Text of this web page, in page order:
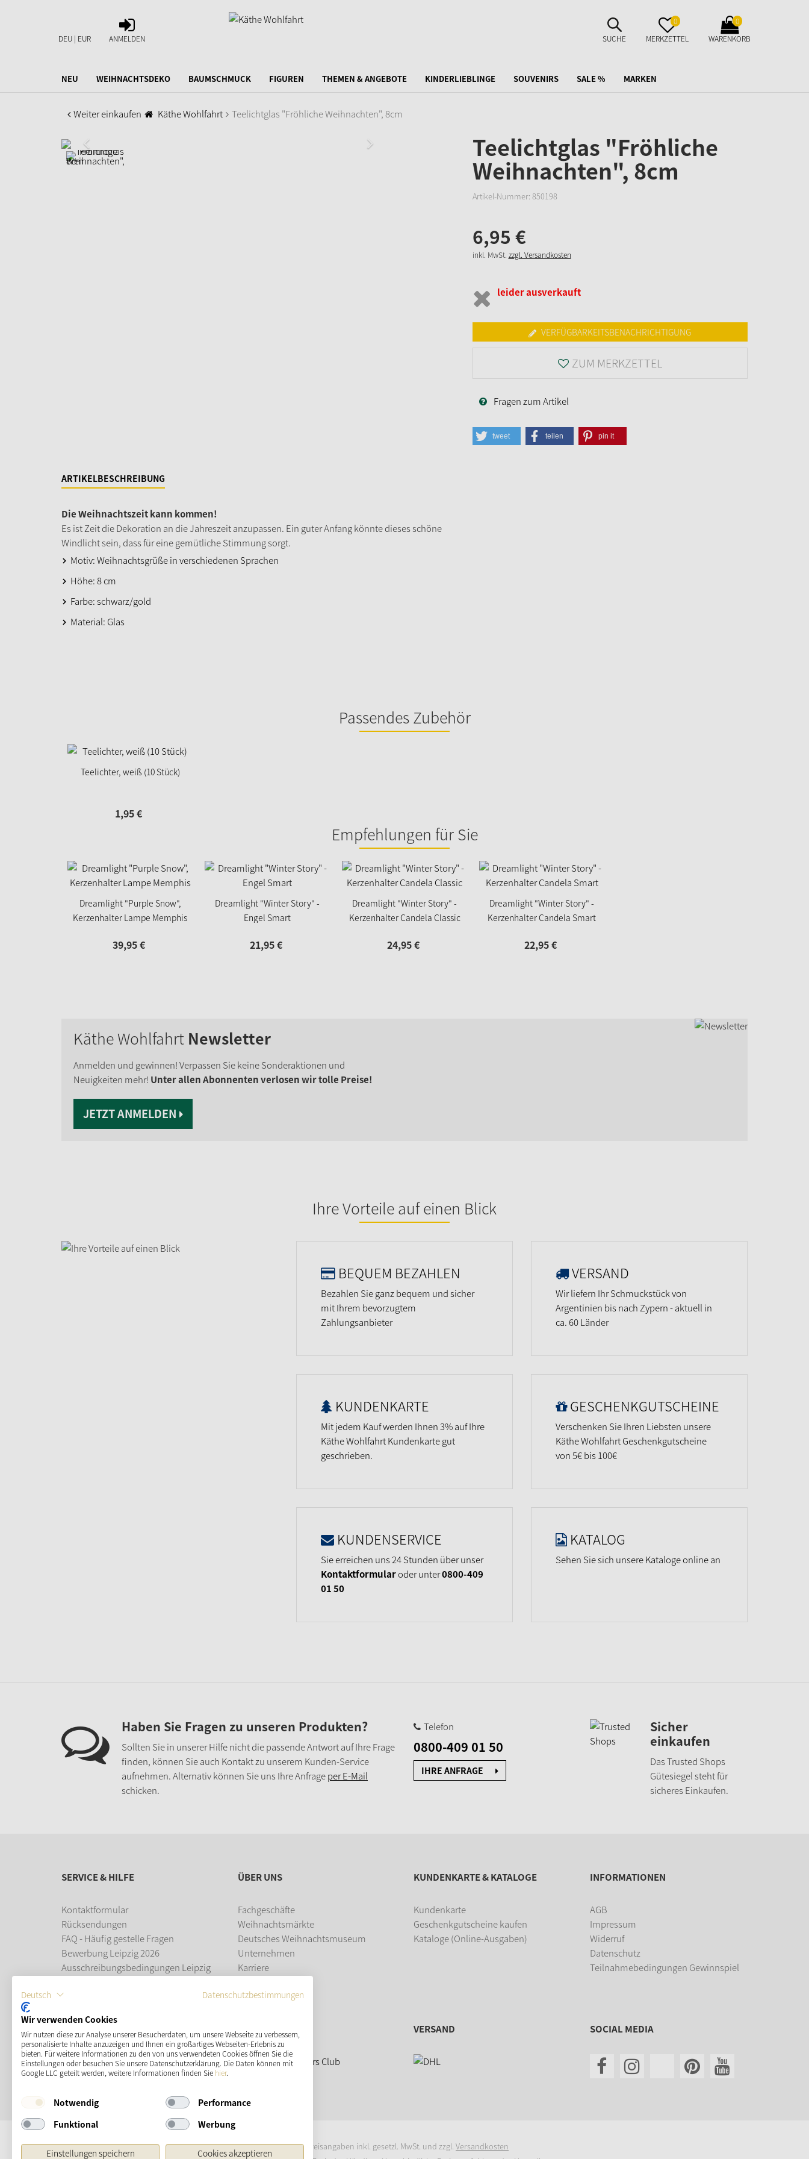
DEU | EUR
ANMELDEN
ANMELDEN
SUCHE
AUFKLAPPEN
SUCHE
MERKZETTEL
AUFKLAPPEN
0
MERKZETTEL
WARENKORB
AUFKLAPPEN
0
WARENKORB
NEU WEIHNACHTSDEKO BAUMSCHMUCK FIGUREN THEMEN & ANGEBOTE KINDERLIEBLINGE SOUVENIRS SALE % MARKEN
Weiter einkaufen Käthe Wohlfahrt Teelichtglas "Fröhliche Weihnachten", 8cm
Teelichtglas "Fröhliche
Weihnachten", 8cm
Artikel-Nummer: 850198
6,95 €
inkl. MwSt. zzgl. Versandkosten
leider ausverkauft
VERFÜGBARKEITSBENACHRICHTIGUNG
ZUM MERKZETTEL
Fragen zum Artikel
tweet teilen pin it
ARTIKELBESCHREIBUNG
Die Weihnachtszeit kann kommen!
Es ist Zeit die Dekoration an die Jahreszeit anzupassen. Ein guter Anfang könnte dieses schöne
Windlicht sein, dass für eine gemütliche Stimmung sorgt.
Motiv: Weihnachtsgrüße in verschiedenen Sprachen
Höhe: 8 cm
Farbe: schwarz/gold
Material: Glas
Passendes Zubehör
Teelichter, weiß (10 Stück)
1,95€
Empfehlungen für Sie
Dreamlight "Purple Snow",
Kerzenhalter Lampe Memphis
39,95€
Dreamlight "Winter Story" -
Engel Smart
21,95€
Dreamlight "Winter Story" -
Kerzenhalter Candela Classic
24,95€
Dreamlight "Winter Story" -
Kerzenhalter Candela Smart
22,95€
Käthe Wohlfahrt Newsletter
Anmelden und gewinnen! Verpassen Sie keine Sonderaktionen und
Neuigkeiten mehr! Unter allen Abonnenten verlosen wir tolle Preise!
JETZT ANMELDEN
Ihre Vorteile auf einen Blick
BEQUEM BEZAHLEN
Bezahlen Sie ganz bequem und sicher
mit Ihrem bevorzugtem
Zahlungsanbieter
KUNDENKARTE
Mit jedem Kauf werden Ihnen 3% auf Ihre
Käthe Wohlfahrt Kundenkarte gut
geschrieben.
KUNDENSERVICE
Sie erreichen uns 24 Stunden über unser
Kontaktformularoder unter0800-409
01 50
VERSAND
Wir liefern Ihr Schmuckstück von
Argentinien bis nach Zypern - aktuell in
ca. 60 Länder
GESCHENKGUTSCHEINE
Verschenken Sie Ihren Liebsten unsere
Käthe Wohlfahrt Geschenkgutscheine
von 5€ bis 100€
KATALOG
Sehen Sie sich unsere Kataloge online an
Haben Sie Fragen zu unseren Produkten?
Sollten Sie in unserer Hilfe nicht die passende Antwort auf Ihre Frage
finden, können Sie auch Kontakt zu unserem Kunden-Service
aufnehmen. Alternativ können Sie uns Ihre Anfrageper E-Mail
schicken.
Telefon
0800-409 01 50
IHRE ANFRAGE
Sicher
einkaufen
Das Trusted Shops
Gütesiegel steht für
sicheres Einkaufen.
SERVICE & HILFE
Kontaktformular
Rücksendungen
FAQ - Häufig gestelle Fragen
Bewerbung Leipzig 2026
Ausschreibungsbedingungen Leipzig
Leipziger Weihnachtsmarkt
ÜBER UNS
Fachgeschäfte
Weihnachtsmärkte
Deutsches Weihnachtsmuseum
Unternehmen
Karriere
KUNDENKARTE & KATALOGE
Kundenkarte
Geschenkgutscheine kaufen
Kataloge (Online-Ausgaben)
INFORMATIONEN
AGB
Impressum
Widerruf
Datenschutz
Teilnahmebedingungen Gewinnspiel
ZAHLUNGSMÖGLICHKEITEN VERSAND SOCIAL MEDIA
* Preisangaben inkl. gesetzl. MwSt. und zzgl. Versandkosten
Deutsch Datenschutzbestimmungen
Wir verwenden Cookies
Wir nutzen diese zur Analyse unserer Besucherdaten, um unsere Webseite zu verbessern,
personalisierte Inhalte anzuzeigen und Ihnen ein großartiges Webseiten-Erlebnis zu
bieten. Für weitere Informationen zu den von uns verwendeten Cookies öffnen Sie die
Einstellungen oder besuchen Sie unsere Datenschutzerklärung. Die Daten können mit
Google LLC geteilt werden, weitere Informationen finden Sie hier.
Notwendig
Performance
Funktional
Werbung
Einstellungen speichern Cookies akzeptieren